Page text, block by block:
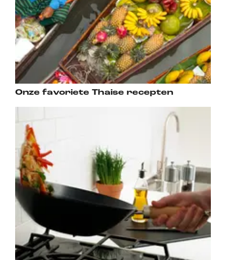
Onze favoriete Thaise recepten